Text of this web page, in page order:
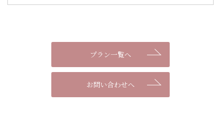
プラン一覧へ
お問い合わせへ